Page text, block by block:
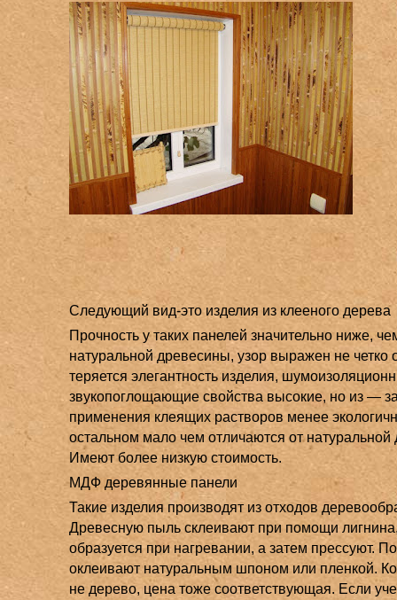
Следующий вид-это изделия из клееного дерева
Прочность у таких панелей значительно ниже,
натуральной древесины, узор выражен не четко
теряется элегантность изделия,
звукопоглощающие свойства высокие, но из —
применения клеящих растворов менее
остальном мало чем отличаются от
Имеют более низкую стоимость.
МДФ деревянные панели
Такие изделия производят из отходов
Древесную пыль склеивают при помощи
образуется при нагревании, а затем прессуют.
оклеивают натуральным шпоном или пленкой.
не дерево, цена тоже соответствующая. Если